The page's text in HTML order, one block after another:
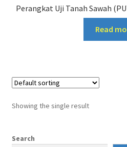
Perangkat Uji Tanah Sawah
Read
Showing the single result
Search